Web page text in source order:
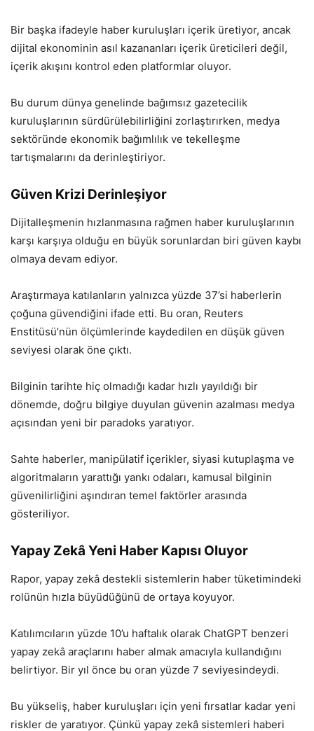
Bir başka ifadeyle haber kuruluşları içerik üretiyor, ancak
dijital ekonominin asıl kazananları içerik üreticileri değil,
içerik akışını kontrol eden platformlar oluyor.
Bu durum dünya genelinde bağımsız gazetecilik
kuruluşlarının sürdürülebilirliğini zorlaştırırken, medya
sektöründe ekonomik bağımlılık ve tekelleşme
tartışmalarını da derinleştiriyor.
Güven Krizi Derinleşiyor
Dijitalleşmenin hızlanmasına rağmen haber kuruluşlarının
karşı karşıya olduğu en büyük sorunlardan biri güven kaybı
olmaya devam ediyor.
Araştırmaya katılanların yalnızca yüzde 37’si haberlerin
çoğuna güvendiğini ifade etti. Bu oran, Reuters
Enstitüsü’nün ölçümlerinde kaydedilen en düşük güven
seviyesi olarak öne çıktı.
Bilginin tarihte hiç olmadığı kadar hızlı yayıldığı bir
dönemde, doğru bilgiye duyulan güvenin azalması medya
açısından yeni bir paradoks yaratıyor.
Sahte haberler, manipülatif içerikler, siyasi kutuplaşma ve
algoritmaların yarattığı yankı odaları, kamusal bilginin
güvenilirliğini aşındıran temel faktörler arasında
gösteriliyor.
Yapay Zekâ Yeni Haber Kapısı Oluyor
Rapor, yapay zekâ destekli sistemlerin haber tüketimindeki
rolünün hızla büyüdüğünü de ortaya koyuyor.
Katılımcıların yüzde 10’u haftalık olarak ChatGPT benzeri
yapay zekâ araçlarını haber almak amacıyla kullandığını
belirtiyor. Bir yıl önce bu oran yüzde 7 seviyesindeydi.
Bu yükseliş, haber kuruluşları için yeni fırsatlar kadar yeni
riskler de yaratıyor. Çünkü yapay zekâ sistemleri haberi